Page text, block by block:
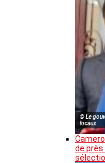
© Le
locaux
de près